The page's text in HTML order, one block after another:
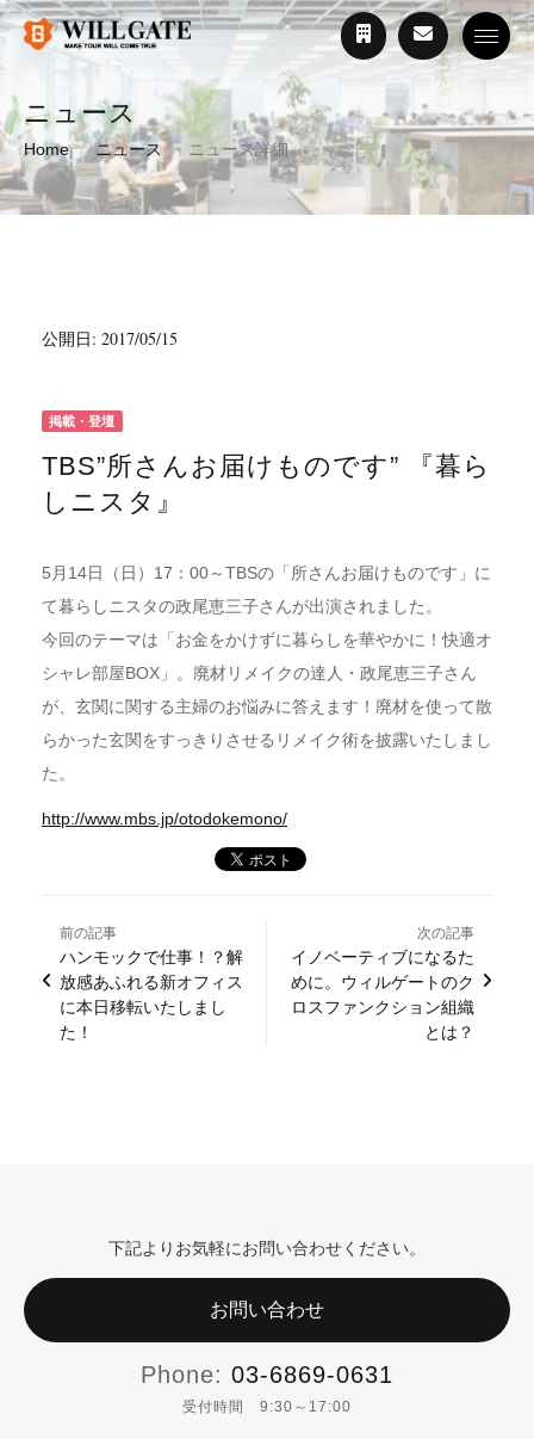
ニュース
Home ニュース ニュース詳細
公開日: 2017/05/15
掲載・登壇
TBS”所さんお届けものです” 『暮ら
しニスタ』
5月14日（日）17：00～TBSの「所さんお届けものです」に
て暮らしニスタの政尾恵三子さんが出演されました。
今回のテーマは「お金をかけずに暮らしを華やかに！快適オ
シャレ部屋BOX」。廃材リメイクの達人・政尾恵三子さん
が、玄関に関する主婦のお悩みに答えます！廃材を使って散
らかった玄関をすっきりさせるリメイク術を披露いたしまし
た。
http://www.mbs.jp/otodokemono/
前の記事
ハンモックで仕事！？解
放感あふれる新オフィス
に本日移転いたしまし
た！
次の記事
イノベーティブになるた
めに。ウィルゲートのク
ロスファンクション組織
とは？
下記よりお気軽にお問い合わせください。
お問い合わせ
Phone: 03-6869-0631
受付時間 9:30～17:00